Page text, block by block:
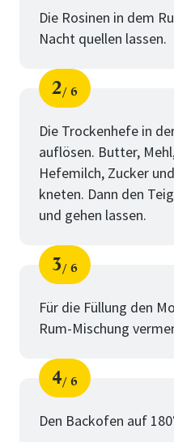
Die Rosinen in dem
Nacht quellen lassen.
Schritt
2
von
6
Die Trockenhefe in
auflösen. Butter,
Hefemilch, Zucker
kneten. Dann den
und gehen lassen.
Schritt
3
von
6
Für die Füllung den
Rum-Mischung
Schritt
4
von
6
Den Backofen auf